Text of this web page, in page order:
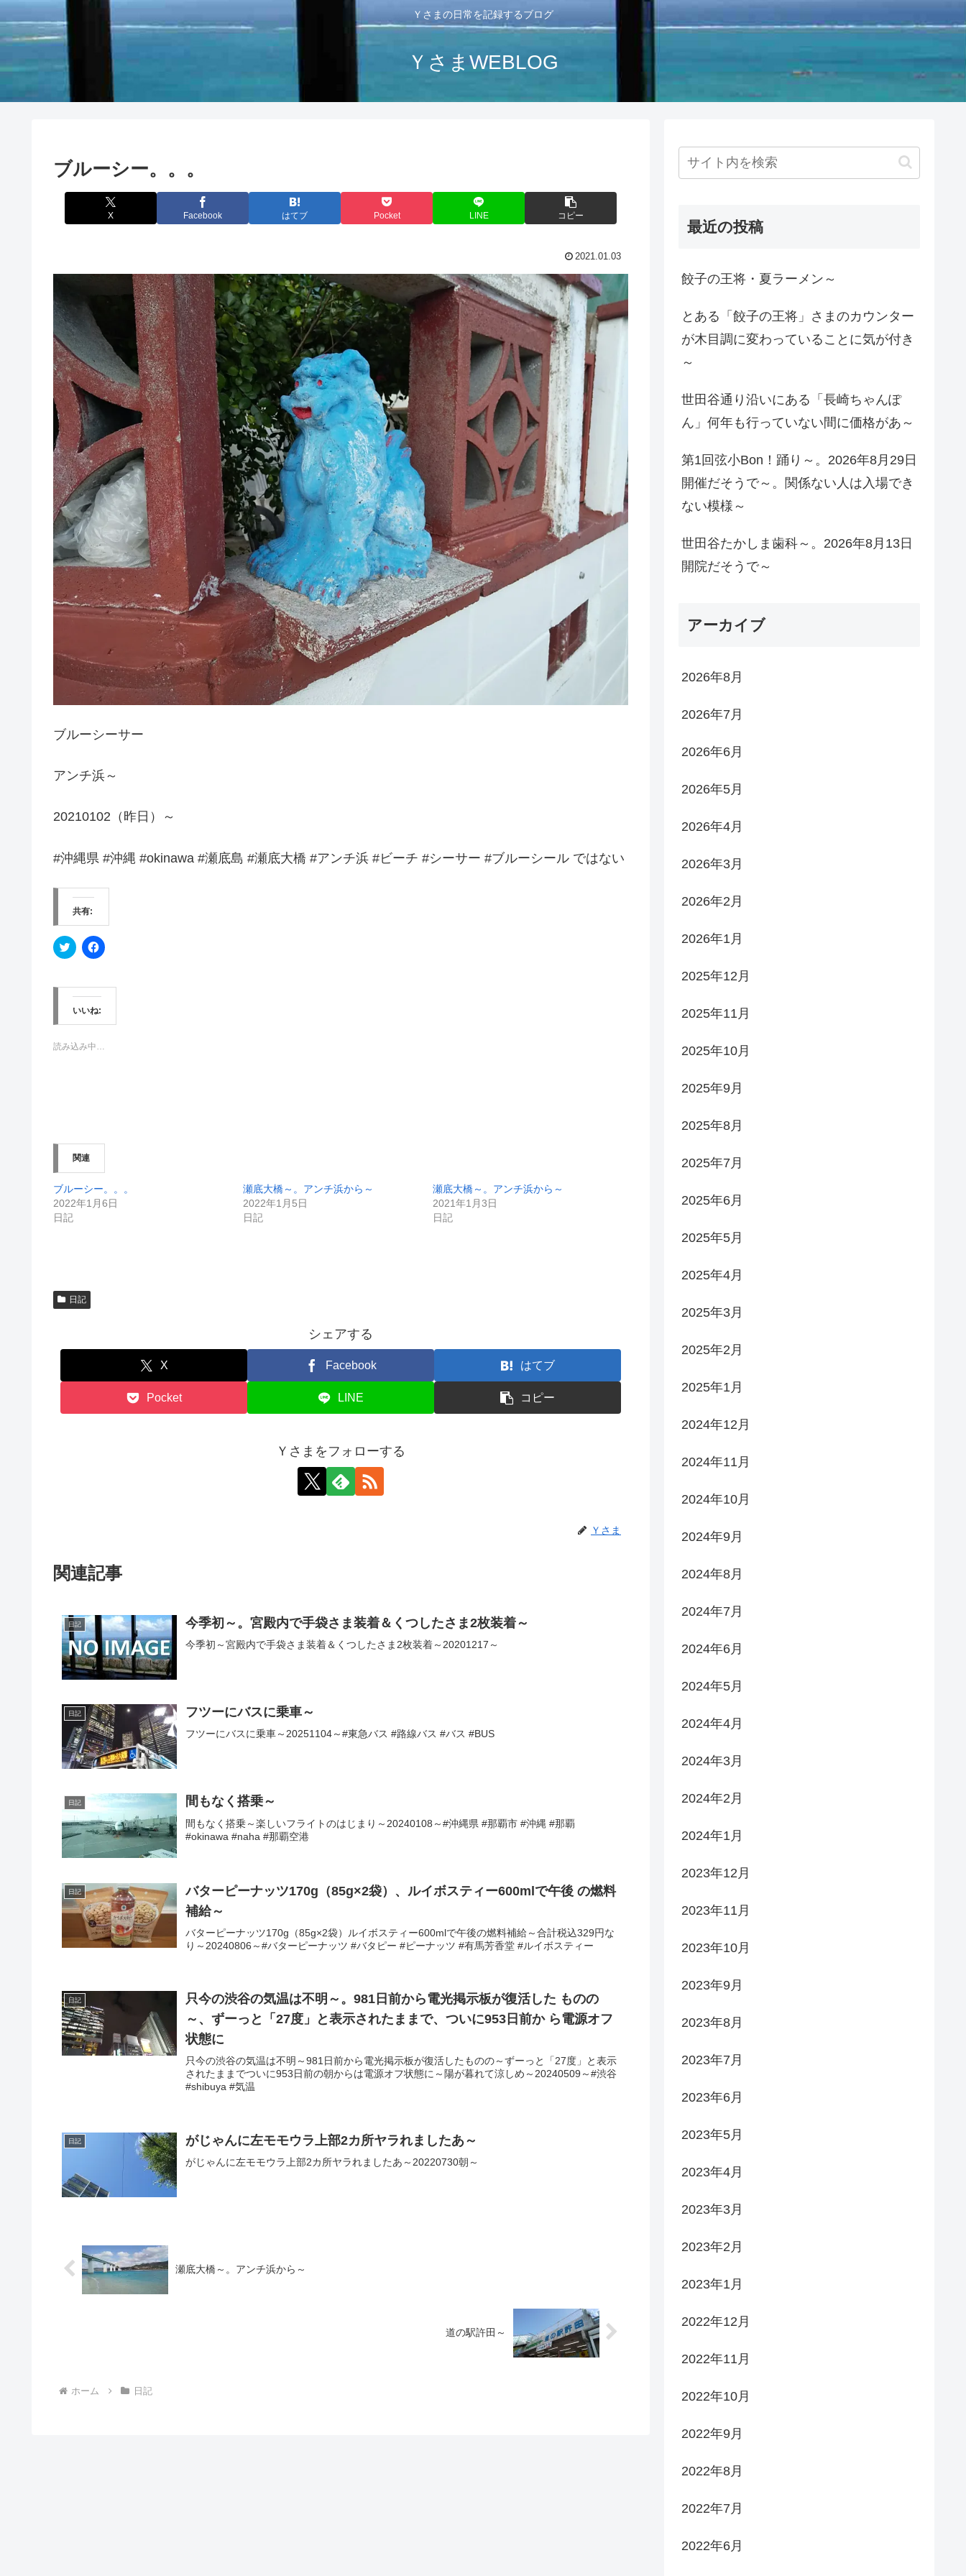
Ｙさまの日常を記録するブログ
ＹさまWEBLOG
ブルーシー。。。
X Facebook はてブ Pocket LINE コピー
2021.01.03
ブルーシーサー
アンチ浜～
20210102（昨日）～
#沖縄県 #沖縄 #okinawa #瀬底島 #瀬底大橋 #アンチ浜 #ビーチ #シーサー #ブルーシール ではない
共有:
ク
リ
て
T
w
t
e
ィ
ン
ド
ウ
開
き
ま
す
)
F
a
o
o
k
共
す
く
い
新
し
い
いいね:
読み込み中…
関連
ブルーシー。。。
2022年1月6日
日記
瀬底大橋～。アンチ浜から～
2022年1月5日
日記
瀬底大橋～。アンチ浜から～
2021年1月3日
日記
日記
シェアする
X Facebook はてブ
Pocket LINE コピー
Ｙさまをフォローする
Ｙさま
関連記事
日記 今季初～。宮殿内で手袋さま装着＆くつしたさま2枚装着～
今季初～宮殿内で手袋さま装着＆くつしたさま2枚装着～20201217～
日記 フツーにバスに乗車～
フツーにバスに乗車～20251104～#東急バス #路線バス #バス #BUS
日記 間もなく搭乗～
間もなく搭乗～楽しいフライトのはじまり～20240108～#沖縄県 #那覇市 #沖縄 #那覇
#okinawa #naha #那覇空港
日記
バターピーナッツ170g（85g×2袋）、ルイボスティー600mlで午後 の燃料
補給～
バターピーナッツ170g（85g×2袋）ルイボスティー600mlで午後の燃料補給～合計税込329円な
り～20240806～#バターピーナッツ #バタピー #ピーナッツ #有馬芳香堂 #ルイボスティー
日記
只今の渋谷の気温は不明～。981日前から電光掲示板が復活した ものの
～、ずーっと「27度」と表示されたままで、ついに953日前か ら電源オフ
状態に
只今の渋谷の気温は不明～981日前から電光掲示板が復活したものの～ずーっと「27度」と表示
されたままでついに953日前の朝からは電源オフ状態に～陽が暮れて涼しめ～20240509～#渋谷
#shibuya #気温
日記 がじゃんに左モモウラ上部2カ所ヤラれましたあ～
がじゃんに左モモウラ上部2カ所ヤラれましたあ～20220730朝～
瀬底大橋～。アンチ浜から～
道の駅許田～
ホーム 日記
最近の投稿
餃子の王将・夏ラーメン～
とある「餃子の王将」さまのカウンター
が木目調に変わっていることに気が付き
～
世田谷通り沿いにある「長崎ちゃんぽ
ん」何年も行っていない間に価格があ～
第1回弦小Bon！踊り～。2026年8月29日
開催だそうで～。関係ない人は入場でき
ない模様～
世田谷たかしま歯科～。2026年8月13日
開院だそうで～
アーカイブ
2026年8月
2026年7月
2026年6月
2026年5月
2026年4月
2026年3月
2026年2月
2026年1月
2025年12月
2025年11月
2025年10月
2025年9月
2025年8月
2025年7月
2025年6月
2025年5月
2025年4月
2025年3月
2025年2月
2025年1月
2024年12月
2024年11月
2024年10月
2024年9月
2024年8月
2024年7月
2024年6月
2024年5月
2024年4月
2024年3月
2024年2月
2024年1月
2023年12月
2023年11月
2023年10月
2023年9月
2023年8月
2023年7月
2023年6月
2023年5月
2023年4月
2023年3月
2023年2月
2023年1月
2022年12月
2022年11月
2022年10月
2022年9月
2022年8月
2022年7月
2022年6月